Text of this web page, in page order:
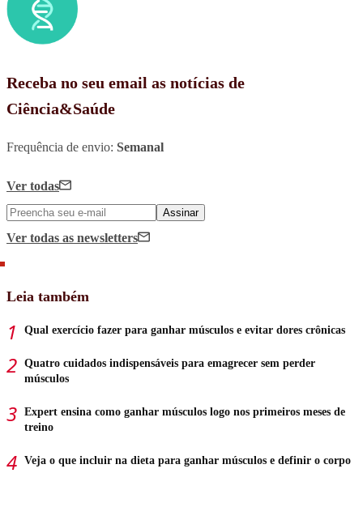
Receba no seu email as notícias de
Ciência&Saúde
Frequência de envio: Semanal
Ver todas
Assinar
Ver todas as newsletters
Leia também
Qual exercício fazer para ganhar músculos e evitar dores crônicas
Quatro cuidados indispensáveis para emagrecer sem perder
músculos
Expert ensina como ganhar músculos logo nos primeiros meses de
treino
Veja o que incluir na dieta para ganhar músculos e definir o corpo